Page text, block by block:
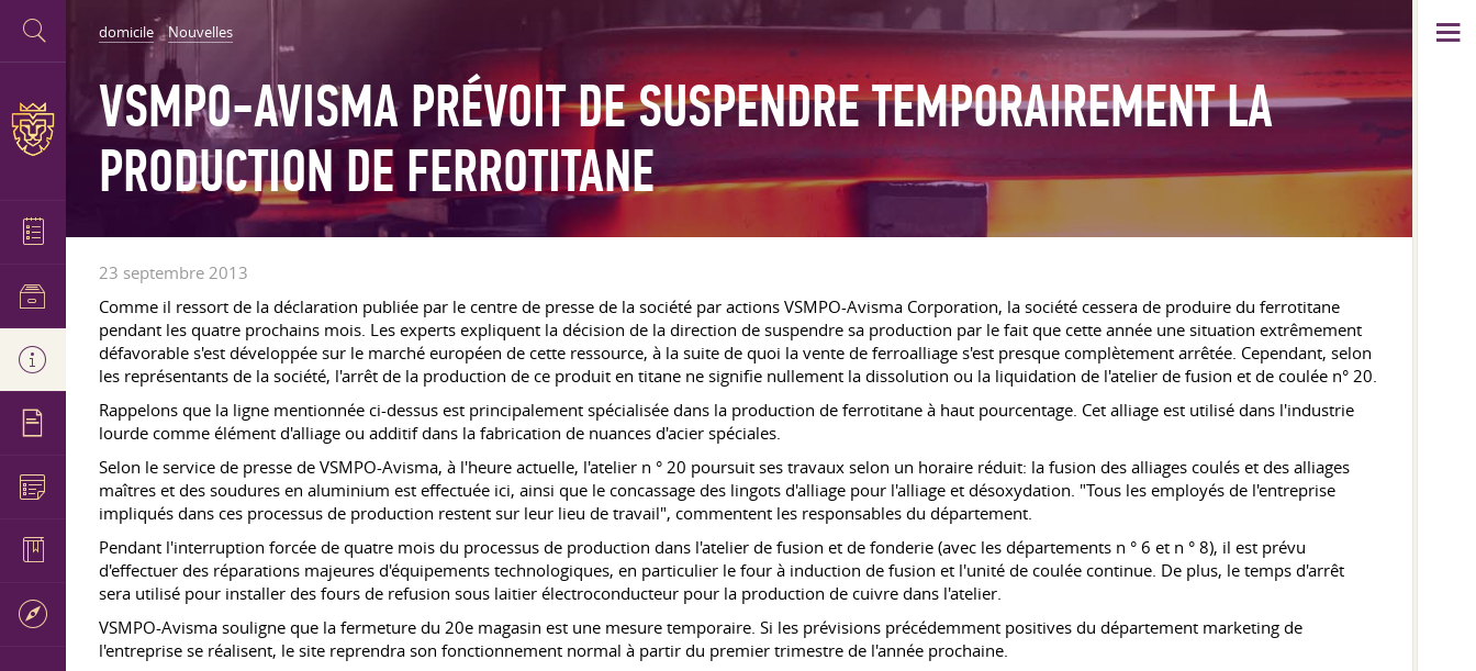
domicile Nouvelles
VSMPO-AVISMA PRÉVOIT DE SUSPENDRE TEMPORAIREMENT LA
PRODUCTION DE FERROTITANE
23 septembre 2013
Comme il ressort de la déclaration publiée par le centre de presse de la société par actions VSMPO-Avisma Corporation, la société cessera de produire du ferrotitane
pendant les quatre prochains mois. Les experts expliquent la décision de la direction de suspendre sa production par le fait que cette année une situation extrêmement
défavorable s'est développée sur le marché européen de cette ressource, à la suite de quoi la vente de ferroalliage s'est presque complètement arrêtée. Cependant, selon
les représentants de la société, l'arrêt de la production de ce produit en titane ne signifie nullement la dissolution ou la liquidation de l'atelier de fusion et de coulée n° 20.
Rappelons que la ligne mentionnée ci-dessus est principalement spécialisée dans la production de ferrotitane à haut pourcentage. Cet alliage est utilisé dans l'industrie
lourde comme élément d'alliage ou additif dans la fabrication de nuances d'acier spéciales.
Selon le service de presse de VSMPO-Avisma, à l'heure actuelle, l'atelier n ° 20 poursuit ses travaux selon un horaire réduit: la fusion des alliages coulés et des alliages
maîtres et des soudures en aluminium est effectuée ici, ainsi que le concassage des lingots d'alliage pour l'alliage et désoxydation. "Tous les employés de l'entreprise
impliqués dans ces processus de production restent sur leur lieu de travail", commentent les responsables du département.
Pendant l'interruption forcée de quatre mois du processus de production dans l'atelier de fusion et de fonderie (avec les départements n ° 6 et n ° 8), il est prévu
d'effectuer des réparations majeures d'équipements technologiques, en particulier le four à induction de fusion et l'unité de coulée continue. De plus, le temps d'arrêt
sera utilisé pour installer des fours de refusion sous laitier électroconducteur pour la production de cuivre dans l'atelier.
VSMPO-Avisma souligne que la fermeture du 20e magasin est une mesure temporaire. Si les prévisions précédemment positives du département marketing de
l'entreprise se réalisent, le site reprendra son fonctionnement normal à partir du premier trimestre de l'année prochaine.